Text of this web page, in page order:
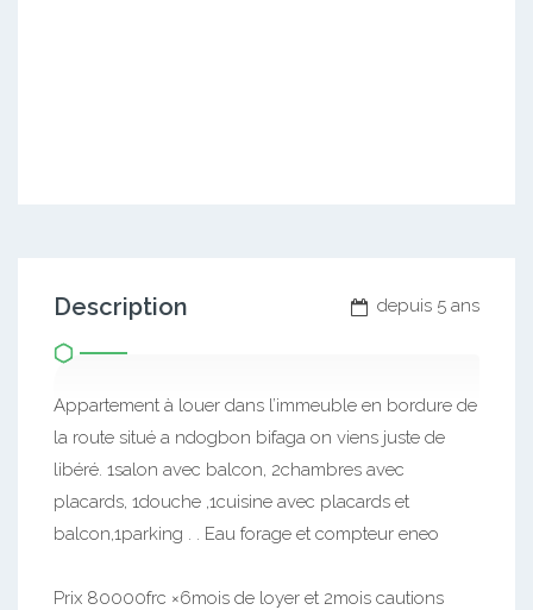
depuis 5 ans
Description
Appartement à louer dans l’immeuble en bordure de
la route situé a ndogbon bifaga on viens juste de
libéré. 1salon avec balcon, 2chambres avec
placards, 1douche ,1cuisine avec placards et
balcon,1parking . . Eau forage et compteur eneo
Prix 80000frc ×6mois de loyer et 2mois cautions